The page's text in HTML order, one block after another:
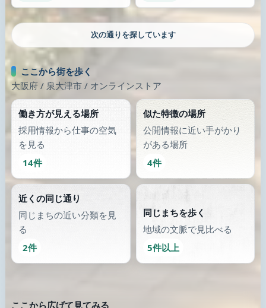
さらに街を歩く
類似が少なくなったら、画像のある別の場所へ歩き続けます。
歯科
みずさわ歯科医院
公式サイト
薬局
飛鳥薬局 江面店
別の通りにも出てみる